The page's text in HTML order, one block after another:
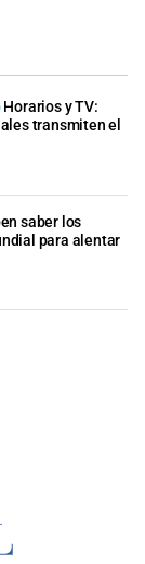
Horarios y TV:
transmiten el
saber los
para alentar